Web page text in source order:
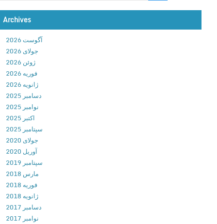
a
m
a
P
r
o
6
.
.
1
د
ا
ن
ل
و
د
ب
Archives
آگوست 2026
جولای 2026
ژوئن 2026
فوریه 2026
ژانویه 2026
دسامبر 2025
نوامبر 2025
سپتامبر 2025
جولای 2020
آوریل 2020
سپتامبر 2019
مارس 2018
فوریه 2018
ژانویه 2018
دسامبر 2017
نوامبر 2017